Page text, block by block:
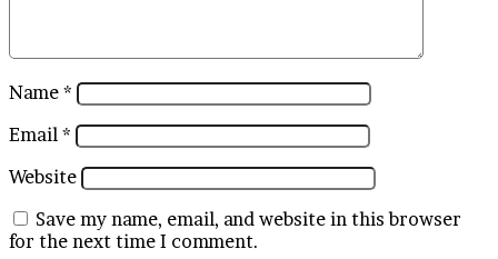
Name *
Email *
Website
Save my name, email, and website in this browser
for the next time I comment.